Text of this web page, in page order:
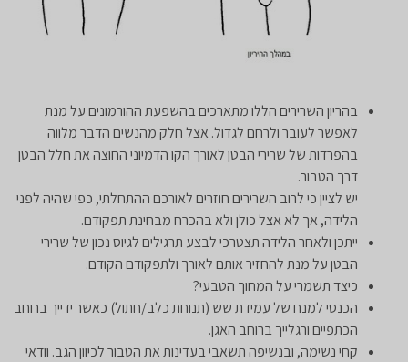
בהריון השרירים הללו מתארכים בהשפעת ההורמונים על מנת
לאפשר לעובר ולרחם לגדול. אצל חלק מהנשים הדבר מלווה
בהפרדות של שרירי הבטן לאורך הקו הדמיוני החוצה את חלל הבטן
דרך הטבור.
יש לציין כי לרוב השרירים חוזרים לאורכם ההתחלתי, כפי שהיה לפני
הלידה, אך לא אצל כולן ולא בהכרח מבחינת תפקודם.
ייתכן ולאחר הלידה תצטרכי לבצע תרגילים לגיוס נכון של שרירי
הבטן על מנת להחזיר אותם לאורך ולתפקודם הקודם.
כיצד תשמרי על המחוך הטבעי?
הכנסי למנח של עמידת שש (תנוחת כלב/חתול) כאשר ידייך ברוחב
הכתפיים ורגלייך ברוחב האגן.
קחי נשימה, ובנשיפה תשאבי בעדינות את הטבור לכיוון הגב. וודאי